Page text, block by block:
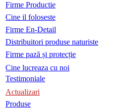
Firme Productie
Cine il foloseste
Firme En-Detail
Distribuitori produse naturiste
Firme pază și protecție
Cine lucreaza cu noi
Testimoniale
Actualizari
Produse